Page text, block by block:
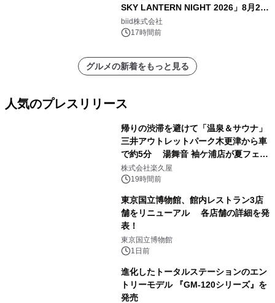
SKY LANTERN NIGHT 2026」8月22
日(土)振替開催＆受付スタート！
biid株式会社
17時間前
グルメの新着をもっと見る
人気のプレスリリース
帰りの渋滞を避けて「温泉＆サウナ」
三井アウトレットパーク木更津から車
で約5分 湯舞音 袖ケ浦店が夏フェア
メニューを提供
株式会社楽久屋
19時間前
東京国立博物館、館内レストラン3店
舗をリニューアル 各店舗の詳細を発
表！
東京国立博物館
1日前
進化したトータルステーションのエン
トリーモデル 『GM-120シリーズ』を
発売